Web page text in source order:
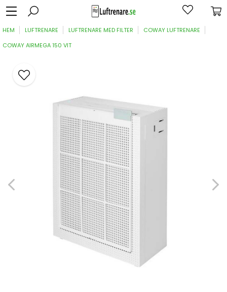
HEM LUFTRENARE LUFTRENARE MED FILTER
COWAY LUFTRENARE
COWAY AIRMEGA 150 VIT